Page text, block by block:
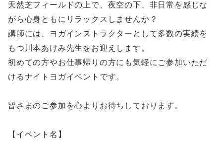
天然芝フィールドの上で、夜空の下、非日常を感じな
がら心身ともにリラックスしませんか？
講師には、ヨガインストラクターとして多数の実績を
もつ川本あけみ先生をお迎えします。
初めての方やお仕事帰りの方にも気軽にご参加いただ
けるナイトヨガイベントです。
皆さまのご参加を心よりお待ちしております。
【イベント名】